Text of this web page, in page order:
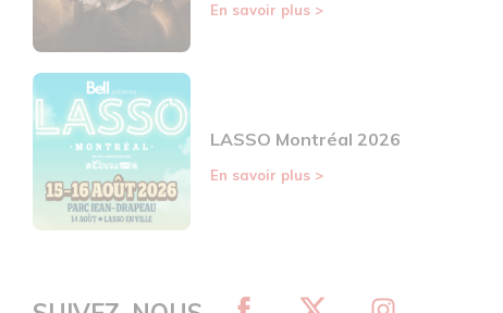
En savoir plus >
LASSO Montréal 2026
En savoir plus >